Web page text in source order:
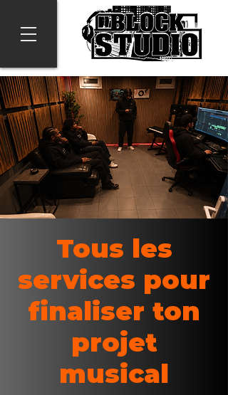
Tous les
services pour
finaliser ton
projet
musical